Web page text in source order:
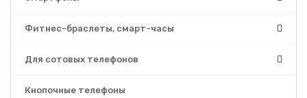
Фитнес-браслеты, смарт-часы
Для сотовых телефонов
Кнопочные телефоны